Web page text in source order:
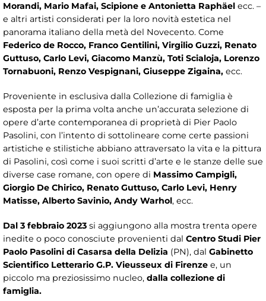
Morandi, Mario Mafai, Scipione e Antonietta Raphäel ecc. –
e altri artisti considerati per la loro novità estetica nel
panorama italiano della metà del Novecento. Come
Federico de Rocco, Franco Gentilini, Virgilio Guzzi, Renato
Guttuso, Carlo Levi, Giacomo Manzù, Toti Scialoja, Lorenzo
Tornabuoni, Renzo Vespignani, Giuseppe Zigaina, ecc.
Proveniente in esclusiva dalla Collezione di famiglia è
esposta per la prima volta anche un’accurata selezione di
opere d’arte contemporanea di proprietà di Pier Paolo
Pasolini, con l’intento di sottolineare come certe passioni
artistiche e stilistiche abbiano attraversato la vita e la pittura
di Pasolini, così come i suoi scritti d’arte e le stanze delle sue
diverse case romane, con opere di Massimo Campigli,
Giorgio De Chirico, Renato Guttuso, Carlo Levi, Henry
Matisse, Alberto Savinio, Andy Warhol, ecc.
Dal 3 febbraio 2023 si aggiungono alla mostra trenta opere
inedite o poco conosciute provenienti dal Centro Studi Pier
Paolo Pasolini di Casarsa della Delizia (PN), dal Gabinetto
Scientifico Letterario G.P. Vieusseux di Firenze e, un
piccolo ma preziosissimo nucleo, dalla collezione di
famiglia.